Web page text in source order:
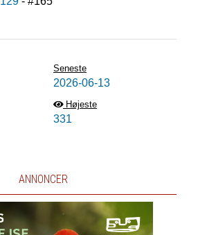
Seneste
2026-06-13
Højeste
331
ANNONCER